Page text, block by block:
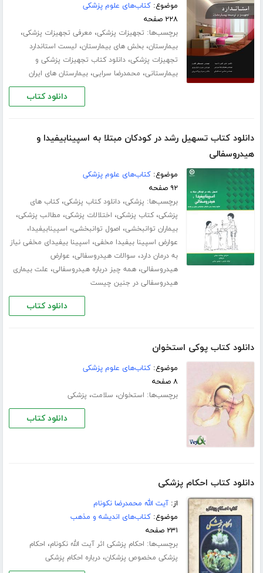
موضوع:کتاب‌های علوم پزشکی
۲۲۸ صفحه
برچسب‌ها: تجهیزات پزشکی، معرفی تجهیزات پزشکی،
بیمارستان،بخش های بیمارستان، لیست استاندارد
تجهیزات پزشکی،دانلود کتاب تجهیزات پزشکی و
بیمارستانی، محمدرضا سرایی،بیمارستان های ایران
دانلود کتاب
دانلود کتاب تسهیل رشد در کودکان مبتلا به اسپینابیفیدا و
هیدروسفالی
موضوع:کتاب‌های علوم پزشکی
۹۲ صفحه
برچسب‌ها: پزشکی،دانلود کتاب پزشکی،کتاب های
پزشکی،کتاب پزشکی، اختلالات پزشکی، مطالب پزشکی،
بیماران توانبخشی، اصول توانبخشی، اسپینابیفیدا،
عوارض اسپینا بیفیدا مخفی، اسپینا بیفیدای مخفی نیاز
به درمان دارد، سوالات هیدروسفالی، عوارض
هیدروسفالی،همه چیز درباره هیدروسفالی، علت بیماری
هیدروسفالی در جنین چیست
دانلود کتاب
دانلود کتاب پوکی استخوان
موضوع:کتاب‌های علوم پزشکی
۸ صفحه
برچسب‌ها: استخوان، سلامت، پزشکی
دانلود کتاب
دانلود کتاب احکام پزشکی
از:آیت الله محمدرضا نکونام
موضوع:کتاب‌های اندیشه و مذهب
۲۳۱ صفحه
برچسب‌ها: احکام پزشکی اثر آیت الله نکونام، احکام
پزشکی مخصوص پزشکان،درباره احکام پزشکی